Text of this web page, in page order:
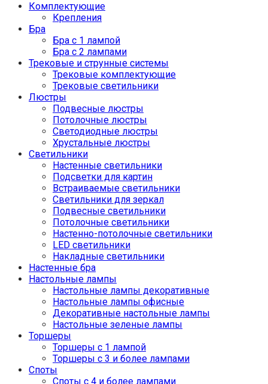
Комплектующие
Крепления
Бра
Бра с 1 лампой
Бра с 2 лампами
Трековые и струнные системы
Трековые комплектующие
Трековые светильники
Люстры
Подвесные люстры
Потолочные люстры
Светодиодные люстры
Хрустальные люстры
Светильники
Настенные светильники
Подсветки для картин
Встраиваемые светильники
Светильники для зеркал
Подвесные светильники
Потолочные светильники
Настенно-потолочные светильники
LED светильники
Накладные светильники
Настенные бра
Настольные лампы
Настольные лампы декоративные
Настольные лампы офисные
Декоративные настольные лампы
Настольные зеленые лампы
Торшеры
Торшеры с 1 лампой
Торшеры с 3 и более лампами
Споты
Споты с 4 и более лампами